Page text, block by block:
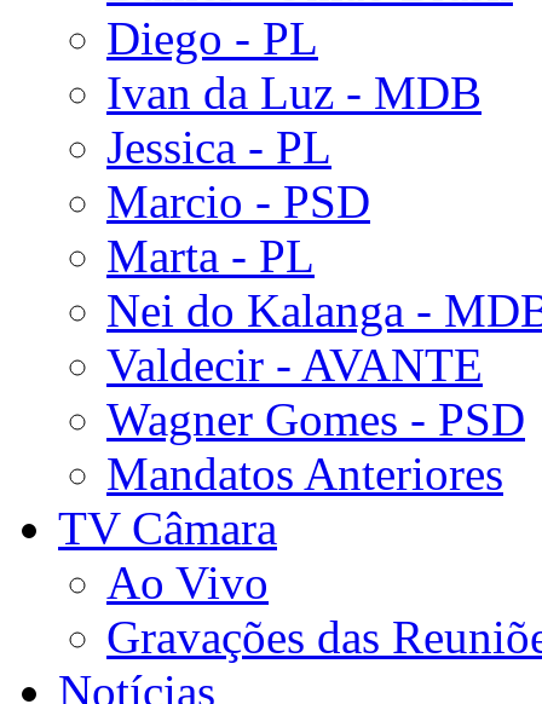
Diego - PL
Ivan da Luz - MDB
Jessica - PL
Marcio - PSD
Marta - PL
Nei do Kalanga -
Valdecir - AVANTE
Wagner Gomes - PSD
Mandatos Anteriores
TV Câmara
Ao Vivo
Gravações das
Notícias